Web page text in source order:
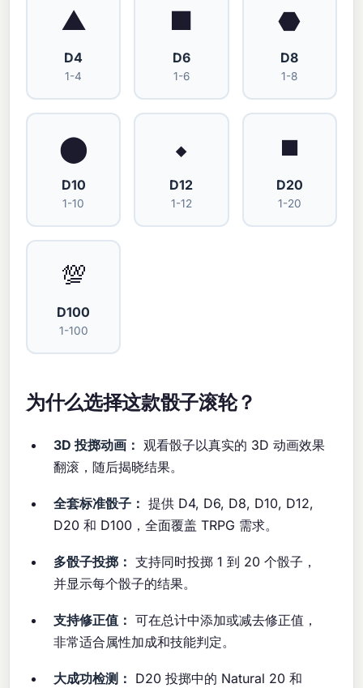
▲
D4
1-4
■
D6
1-6
⬣
D8
1-8
⬤
D10
1-10
⬥
D12
1-12
⯀
D20
1-20
💯
D100
1-100
为什么选择这款骰子滚轮？
3D 投掷动画： 观看骰子以真实的 3D 动画效果
翻滚，随后揭晓结果。
全套标准骰子： 提供 D4, D6, D8, D10, D12,
D20 和 D100，全面覆盖 TRPG 需求。
多骰子投掷： 支持同时投掷 1 到 20 个骰子，
并显示每个骰子的结果。
支持修正值： 可在总计中添加或减去修正值，
非常适合属性加成和技能判定。
大成功检测： D20 投掷中的 Natural 20 和